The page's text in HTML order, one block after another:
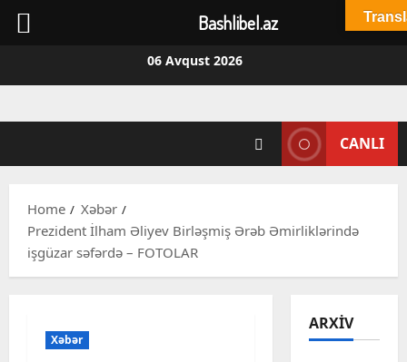
06 Avqust 2026
CANLI
Home
Xəbər
Prezident İlham Əliyev Birləşmiş Ərəb Əmirliklərində
işgüzar səfərdə – FOTOLAR
Xəbər
ARXIV
Bashlibel.az